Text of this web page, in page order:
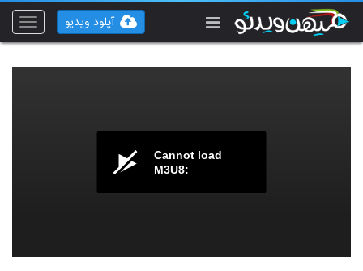
Toggle
آپلود ویدیو
Cannot load
M3U8: